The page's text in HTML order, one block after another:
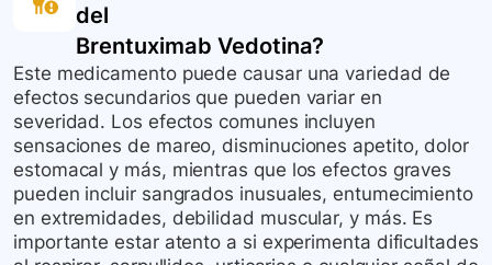
del
Brentuximab Vedotina?
Este medicamento puede causar una variedad de
efectos secundarios que pueden variar en
severidad. Los efectos comunes incluyen
sensaciones de mareo, disminuciones apetito, dolor
estomacal y más, mientras que los efectos graves
pueden incluir sangrados inusuales, entumecimiento
en extremidades, debilidad muscular, y más. Es
importante estar atento a si experimenta dificultades